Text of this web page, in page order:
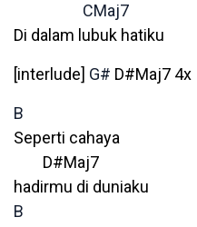
CMaj7
Di dalam lubuk hatiku
[interlude] G# D#Maj7 4x
B
Seperti cahaya
D#Maj7
hadirmu di duniaku
B